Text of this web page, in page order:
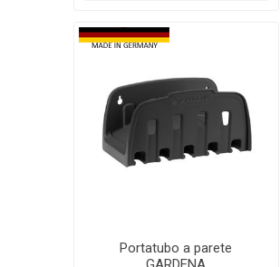
Portatubo a parete